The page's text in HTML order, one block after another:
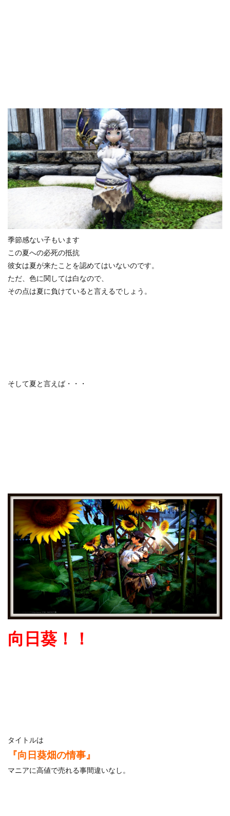
季節感ない子もいます
この夏への必死の抵抗
彼女は夏が来たことを認めてはいないのです。
ただ、色に関しては白なので、
その点は夏に負けていると言えるでしょう。
そして夏と言えば・・・
向日葵！！
タイトルは
『向日葵畑の情事』
マニアに高値で売れる事間違いなし。